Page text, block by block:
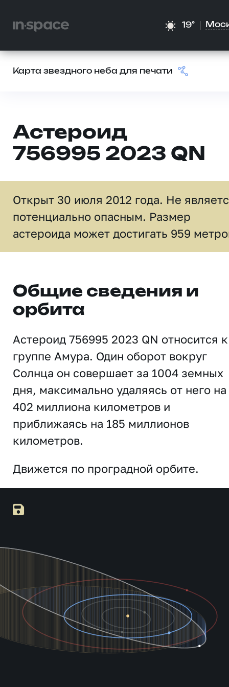
19°
Карта звездного неба для печати
Астероид
756995 2023 QN
Открыт 30 июля 2012 года. Не
потенциально опасным. Размер
астероида может достигать 959
Общие сведения и
орбита
Астероид 756995 2023 QN относится к
группе Амура. Один оборот вокруг
Солнца он совершает за 1004 земных
дня, максимально удаляясь от него на
402 миллиона километров и
приближаясь на 185 миллионов
километров.
Движется по проградной орбите.